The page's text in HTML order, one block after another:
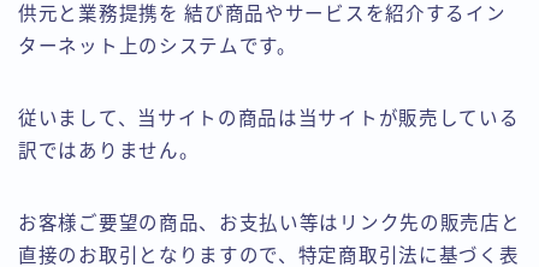
供元と業務提携を 結び商品やサービスを紹介するイン
ターネット上のシステムです。
従いまして、当サイトの商品は当サイトが販売している
訳ではありません。
お客様ご要望の商品、お支払い等はリンク先の販売店と
直接のお取引となりますので、特定商取引法に基づく表